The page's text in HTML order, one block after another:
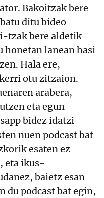
Bakoitzak bere
ditu bideo
tzak bere aldetik
honetan lanean hasi
Hala ere,
otu zitzaion.
arabera,
eta egun
bidez idatzi
nuen podcast bat
esaten ez
eta ikus-
baietz esan
du podcast bat egin,